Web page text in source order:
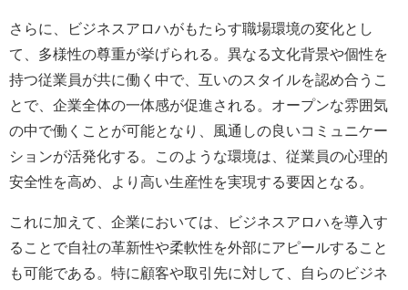
さらに、ビジネスアロハがもたらす職場環境の変化とし
て、多様性の尊重が挙げられる。異なる文化背景や個性を
持つ従業員が共に働く中で、互いのスタイルを認め合うこ
とで、企業全体の一体感が促進される。オープンな雰囲気
の中で働くことが可能となり、風通しの良いコミュニケー
ションが活発化する。このような環境は、従業員の心理的
安全性を高め、より高い生産性を実現する要因となる。
これに加えて、企業においては、ビジネスアロハを導入す
ることで自社の革新性や柔軟性を外部にアピールすること
も可能である。特に顧客や取引先に対して、自らのビジネ